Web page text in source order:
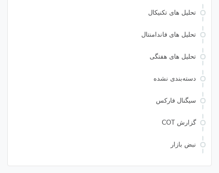
تحلیل های تکنیکال
تحلیل های فاندامنتال
تحلیل های هفتگی
دسته‌بندی نشده
سیگنال فارکس
گزارش COT
نبض بازار